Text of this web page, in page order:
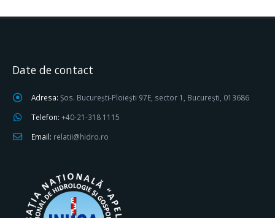
Date de contact
Adresa: Șos. București-Ploiești 97E, sector 1, București, 013686
Telefon: +40-21-318 1115
Email: relatii@hidro.ro